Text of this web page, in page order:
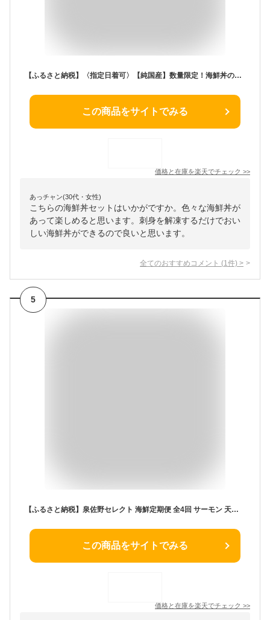
【ふるさと納税】〈指定日着可〉【純国産】数量限定！海鮮丼の具の贅沢6種類セット/ 送料無料 福井県 越前市 武生 冷凍 鮪 まぐろ サーモン タイ 鯛 鮭 いくら タレ付き いか イカ ぶり ブリ とびっこ 発送時期が選べる(18209)
この商品をサイトでみる
価格と在庫を楽天でチェック >>
あっチャン(30代・女性)
こちらの海鮮丼セットはいかがですか。色々な海鮮丼が
あって楽しめると思います。刺身を解凍するだけでおい
しい海鮮丼ができるので良いと思います。
全てのおすすめコメント (1 件) >
5
【ふるさと納税】泉佐野セレクト 海鮮定期便 全4回 サーモン 天然まぐろ かつお 真鯛【毎月配送コース】 定額減税 冷凍 海産物 お刺身 カルパッチョ ソテー ムニエル 海鮮丼 薄スライス 個包装 骨抜き 小分け 真空パック 柵状 厚切り 薄切り 泉佐野市 送料無料
この商品をサイトでみる
価格と在庫を楽天でチェック >>